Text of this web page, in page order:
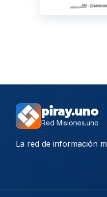
piray.uno
Red Misiones.uno
La red de información